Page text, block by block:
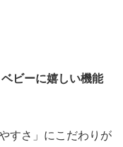
ビーに嬉しい機能
すさ」にこだわりが